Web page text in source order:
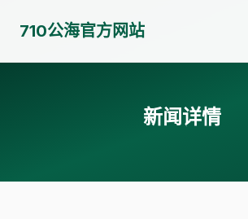
710公海官方网站
新闻详情